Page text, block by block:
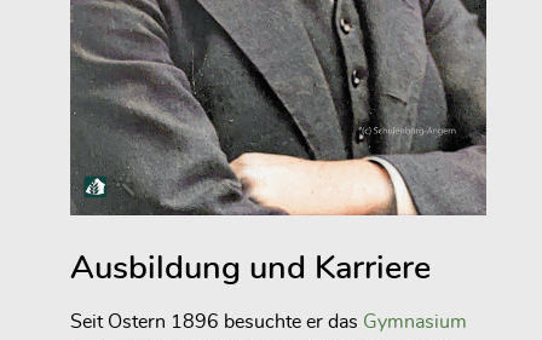
Ausbildung und Karriere
Seit Ostern 1896 besuchte er das Gymnasium